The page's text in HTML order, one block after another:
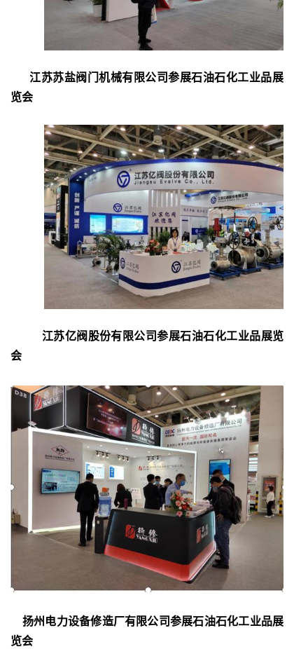
江苏苏盐阀门机械有限公司参展石油石化工业品展
览会
江苏亿阀股份有限公司参展石油石化工业品展览
会
扬州电力设备修造厂有限公司参展石油石化工业品展
览会